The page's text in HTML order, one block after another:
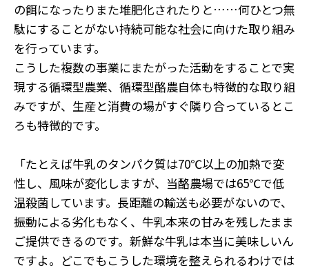
の餌になったりまた堆肥化されたりと……何ひとつ無
駄にすることがない持続可能な社会に向けた取り組み
を行っています。
こうした複数の事業にまたがった活動をすることで実
現する循環型農業、循環型酪農自体も特徴的な取り組
みですが、生産と消費の場がすぐ隣り合っているとこ
ろも特徴的です。
「たとえば牛乳のタンパク質は70℃以上の加熱で変
性し、風味が変化しますが、当酪農場では65℃で低
温殺菌しています。長距離の輸送も必要がないので、
振動による劣化もなく、牛乳本来の甘みを残したまま
ご提供できるのです。新鮮な牛乳は本当に美味しいん
ですよ。どこでもこうした環境を整えられるわけでは